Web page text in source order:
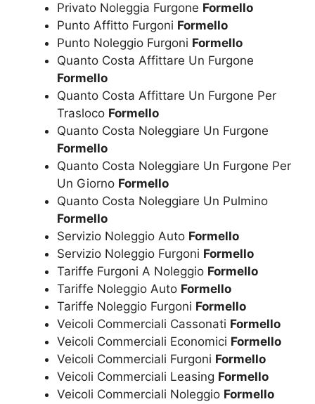
Privato Noleggia Furgone Formello
Punto Affitto Furgoni Formello
Punto Noleggio Furgoni Formello
Quanto Costa Affittare Un Furgone
Formello
Quanto Costa Affittare Un Furgone Per
Trasloco Formello
Quanto Costa Noleggiare Un Furgone
Formello
Quanto Costa Noleggiare Un Furgone Per
Un Giorno Formello
Quanto Costa Noleggiare Un Pulmino
Formello
Servizio Noleggio Auto Formello
Servizio Noleggio Furgoni Formello
Tariffe Furgoni A Noleggio Formello
Tariffe Noleggio Auto Formello
Tariffe Noleggio Furgoni Formello
Veicoli Commerciali Cassonati Formello
Veicoli Commerciali Economici Formello
Veicoli Commerciali Furgoni Formello
Veicoli Commerciali Leasing Formello
Veicoli Commerciali Noleggio Formello